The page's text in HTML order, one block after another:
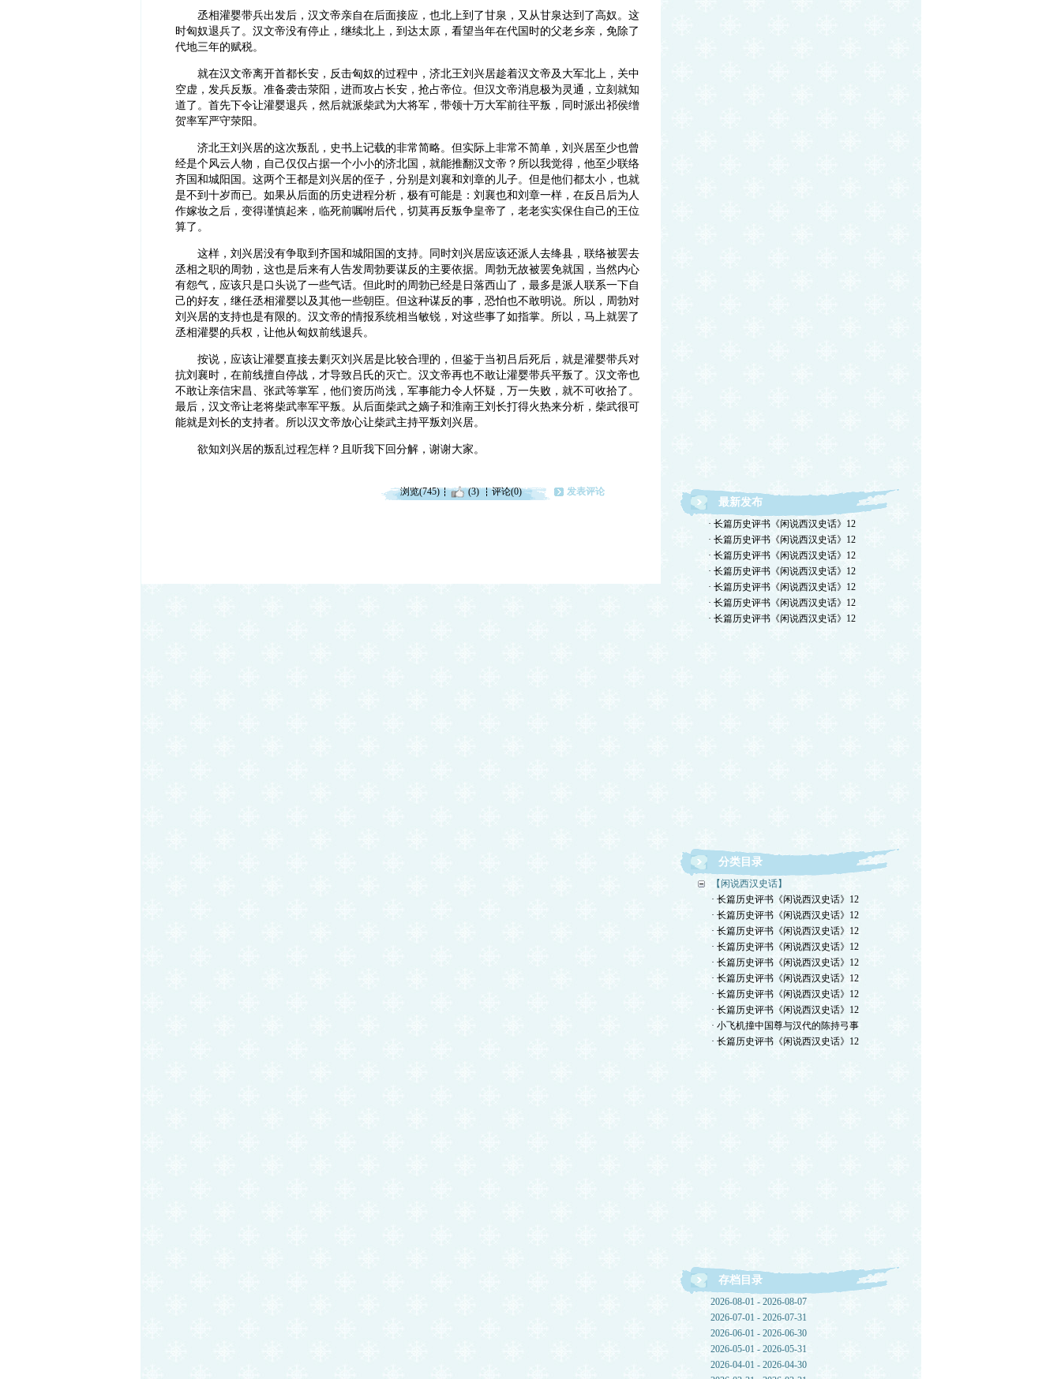
丞相灌婴带兵出发后，汉文帝亲自在后面接应，也北上到了甘泉，又从甘泉达到了高奴。这
时匈奴退兵了。汉文帝没有停止，继续北上，到达太原，看望当年在代国时的父老乡亲，免除了
代地三年的赋税。
就在汉文帝离开首都长安，反击匈奴的过程中，济北王刘兴居趁着汉文帝及大军北上，关中
空虚，发兵反叛。准备袭击荥阳，进而攻占长安，抢占帝位。但汉文帝消息极为灵通，立刻就知
道了。首先下令让灌婴退兵，然后就派柴武为大将军，带领十万大军前往平叛，同时派出祁侯缯
贺率军严守荥阳。
济北王刘兴居的这次叛乱，史书上记载的非常简略。但实际上非常不简单，刘兴居至少也曾
经是个风云人物，自己仅仅占据一个小小的济北国，就能推翻汉文帝？所以我觉得，他至少联络
齐国和城阳国。这两个王都是刘兴居的侄子，分别是刘襄和刘章的儿子。但是他们都太小，也就
是不到十岁而已。如果从后面的历史进程分析，极有可能是：刘襄也和刘章一样，在反吕后为人
作嫁妆之后，变得谨慎起来，临死前嘱咐后代，切莫再反叛争皇帝了，老老实实保住自己的王位
算了。
这样，刘兴居没有争取到齐国和城阳国的支持。同时刘兴居应该还派人去绛县，联络被罢去
丞相之职的周勃，这也是后来有人告发周勃要谋反的主要依据。周勃无故被罢免就国，当然内心
有怨气，应该只是口头说了一些气话。但此时的周勃已经是日落西山了，最多是派人联系一下自
己的好友，继任丞相灌婴以及其他一些朝臣。但这种谋反的事，恐怕也不敢明说。所以，周勃对
刘兴居的支持也是有限的。汉文帝的情报系统相当敏锐，对这些事了如指掌。所以，马上就罢了
丞相灌婴的兵权，让他从匈奴前线退兵。
按说，应该让灌婴直接去剿灭刘兴居是比较合理的，但鉴于当初吕后死后，就是灌婴带兵对
抗刘襄时，在前线擅自停战，才导致吕氏的灭亡。汉文帝再也不敢让灌婴带兵平叛了。汉文帝也
不敢让亲信宋昌、张武等掌军，他们资历尚浅，军事能力令人怀疑，万一失败，就不可收拾了。
最后，汉文帝让老将柴武率军平叛。从后面柴武之嫡子和淮南王刘长打得火热来分析，柴武很可
能就是刘长的支持者。所以汉文帝放心让柴武主持平叛刘兴居。
欲知刘兴居的叛乱过程怎样？且听我下回分解，谢谢大家。
浏览(745) (3) 评论(0) 发表评论
最新发布
· 长篇历史评书《闲说西汉史话》12
· 长篇历史评书《闲说西汉史话》12
· 长篇历史评书《闲说西汉史话》12
· 长篇历史评书《闲说西汉史话》12
· 长篇历史评书《闲说西汉史话》12
· 长篇历史评书《闲说西汉史话》12
· 长篇历史评书《闲说西汉史话》12
分类目录
【闲说西汉史话】
· 长篇历史评书《闲说西汉史话》12
· 长篇历史评书《闲说西汉史话》12
· 长篇历史评书《闲说西汉史话》12
· 长篇历史评书《闲说西汉史话》12
· 长篇历史评书《闲说西汉史话》12
· 长篇历史评书《闲说西汉史话》12
· 长篇历史评书《闲说西汉史话》12
· 长篇历史评书《闲说西汉史话》12
· 小飞机撞中国尊与汉代的陈持弓事
· 长篇历史评书《闲说西汉史话》12
存档目录
2026-08-01 - 2026-08-07
2026-07-01 - 2026-07-31
2026-06-01 - 2026-06-30
2026-05-01 - 2026-05-31
2026-04-01 - 2026-04-30